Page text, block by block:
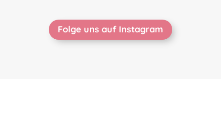
Folge uns auf Instagram